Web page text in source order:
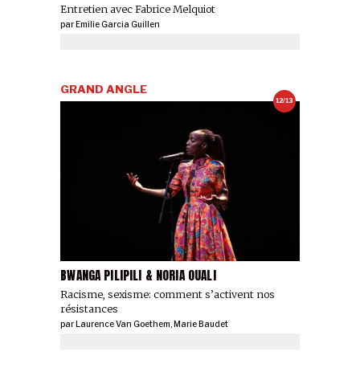
Entretien avec Fabrice Melquiot
parEmilie Garcia Guillen
12/13
BWANGA PILIPILI & NORIA OUALI
Racisme, sexisme: comment s’activent nos
résistances
GRAND ANGLE
par Laurence Van Goethem, Marie Baudet